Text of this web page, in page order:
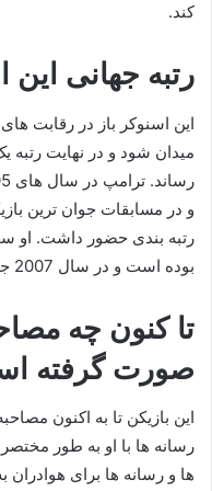
کند.
رتبه جهانی
این اسنوکر باز در رقابت
میدان شود و در نهایت رتبه
و در مسابقات جوان ترین
رتبه بندی حضور داشت. او
بوده است و در سال 2007 جیمز واتن را شکست داد.
تا کنون چه
صورت گرفته
این بازیکن تا به اکنون
رسانه ها با او به طور
ها و رسانه ها برای هوادران